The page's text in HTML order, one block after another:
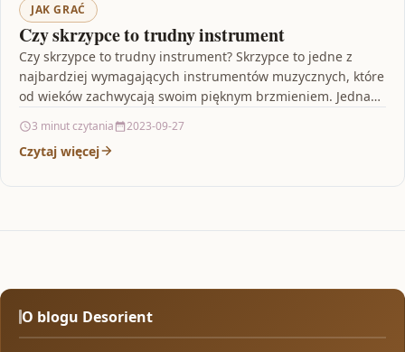
JAK GRAĆ
Czy skrzypce to trudny instrument
Czy skrzypce to trudny instrument? Skrzypce to jedne z
najbardziej wymagających instrumentów muzycznych, które
od wieków zachwycają swoim pięknym brzmieniem. Jednak
3 minut czytania 2023-09-27
Czytaj więcej
O blogu Desorient